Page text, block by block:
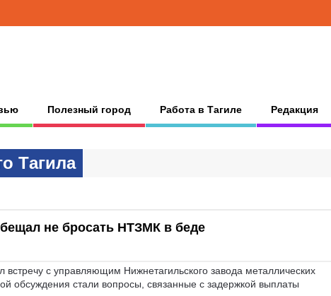
Полезный город Работа в Тагиле Редакция
Тaгилa
не бросать НТЗМК в беде
с управляющим Нижнетагильского завода металлических
обсуждения стали вопросы, связанные с задержкой выплаты